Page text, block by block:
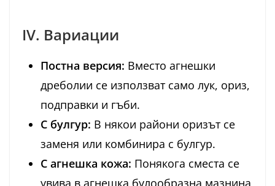
IV. Вариации
Постна версия: Вместо агнешки
дреболии се използват само лук, ориз,
подправки и гъби.
С булгур: В някои райони оризът се
заменя или комбинира с булгур.
С агнешка кожа: Понякога сместа се